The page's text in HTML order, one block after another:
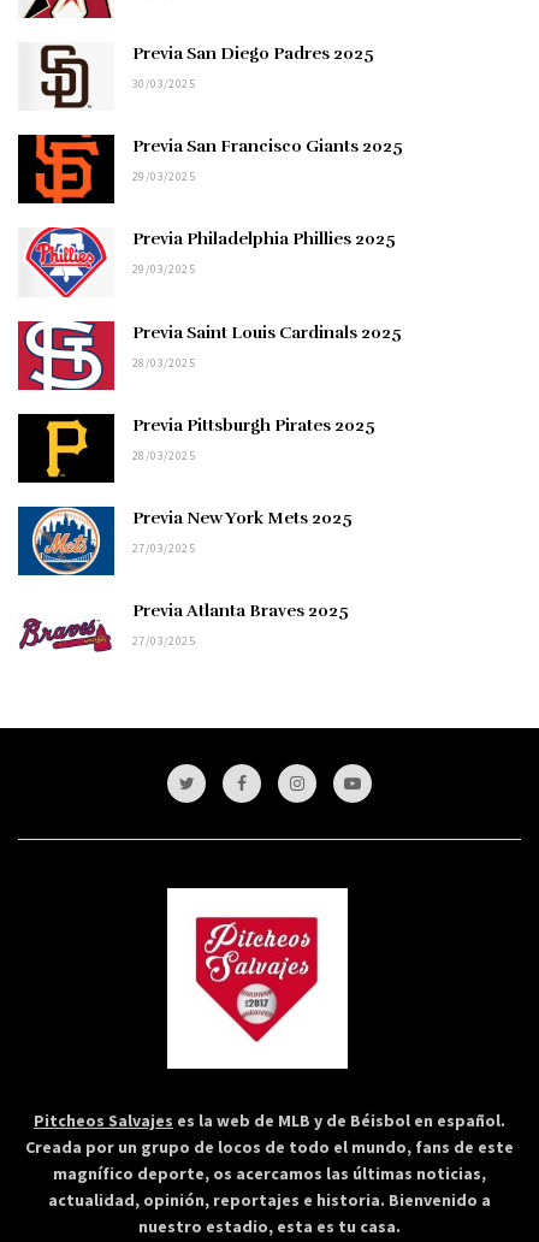
Previa San Diego Padres 2025
30/03/2025
Previa San Francisco Giants 2025
29/03/2025
Previa Philadelphia Phillies 2025
29/03/2025
Previa Saint Louis Cardinals 2025
28/03/2025
Previa Pittsburgh Pirates 2025
28/03/2025
Previa New York Mets 2025
27/03/2025
Previa Atlanta Braves 2025
27/03/2025
Pitcheos Salvajes es la web de MLB y de Béisbol en español.
Creada por un grupo de locos de todo el mundo, fans de este
magnífico deporte, os acercamos las últimas noticias,
actualidad, opinión, reportajes e historia. Bienvenido a
nuestro estadio, esta es tu casa.